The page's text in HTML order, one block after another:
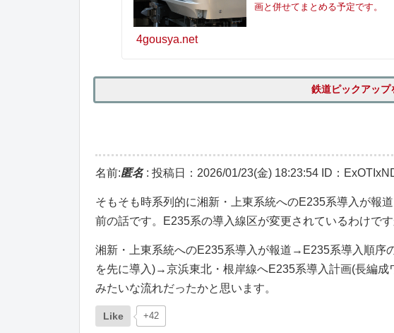
画と併せてまとめる予定です。
4gousya.net
鉄道ピックアップ
名前:匿名: 投稿日：2026/01/23(金) 18:23:54 ID：
そもそも時系列的に湘新・上東系統へのE235系導入が報
前の話です。E235系の導入線区が変更されているわけで
湘新・上東系統へのE235系導入が報道→E235系導入順序
を先に導入)→京浜東北・根岸線へE235系導入計画(長編
みたいな流れだったかと思います。
Like +42